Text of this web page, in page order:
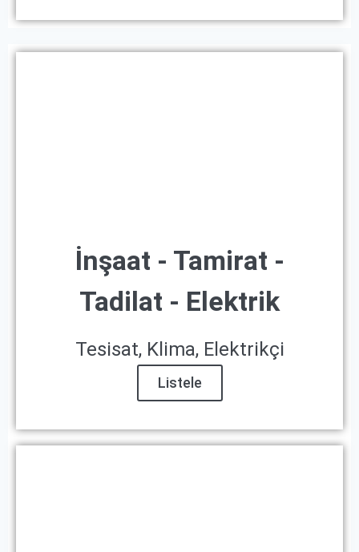
İnşaat - Tamirat -
Tadilat - Elektrik
Tesisat, Klima, Elektrikçi
Listele